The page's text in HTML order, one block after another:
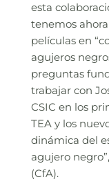
esta
tenemos
películas en
agujeros
preguntas
trabajar con
CSIC en los
TEA y los
dinámica del
agujero
(CfA).